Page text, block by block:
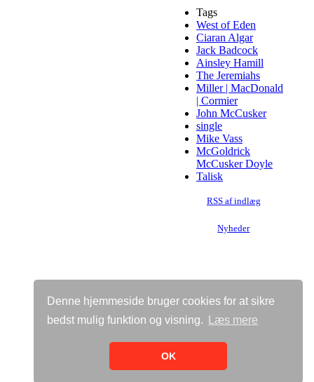
Denne hjemmeside bruger cookies for at sikre
bedst mulig funktion og visning.
Læs mere
OK
Tags
West of Eden
Ciaran Algar
Jack Badcock
Ainsley Hamill
The Jeremiahs
Miller | MacDonald
| Cormier
John McCusker
single
Mike Vass
McGoldrick
McCusker Doyle
Talisk
RSS af indlæg
Nyheder
Vis almindelig hjemmeside
Bricksite.com